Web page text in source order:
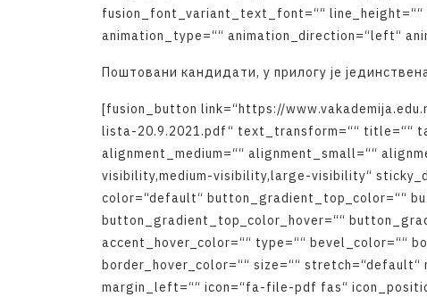
fusion font variant text font=““ line height=““
animation type=““ animation direction=“left“ ani
Поштовани кандидати, у прилогу је јединствен
[fusion button link=“https://www.vakademija.edu.r
lista-20.9.2021.pdf“ text transform=““ title=““ t
alignment medium=““ alignment small=““ alignm
visibility,medium-visibility,large-visibility“ sticky d
color=“default“ button gradient top color=““ bu
button gradient top color hover=““ button gra
accent hover color=““ type=““ bevel color=““ bo
border hover color=““ size=““ stretch=“default“
margin left=““ icon=“fa-file-pdf fas“ icon positi